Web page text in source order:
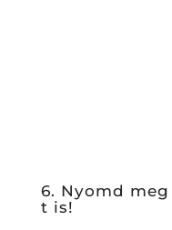
6. Nyomd
t is!